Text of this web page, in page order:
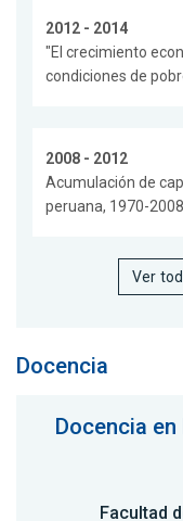
2012 - 2014
"El crecimiento
condiciones de
2008 - 2012
Acumulación de
peruana, 1970-
Ver
Docencia
Docencia
Facultad